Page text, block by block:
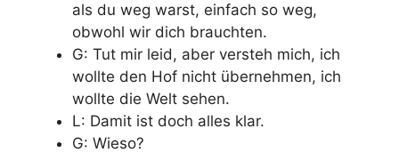
als du weg warst, einfach so weg,
obwohl wir dich brauchten.
G: Tut mir leid, aber versteh mich, ich
wollte den Hof nicht übernehmen, ich
wollte die Welt sehen.
L: Damit ist doch alles klar.
G: Wieso?